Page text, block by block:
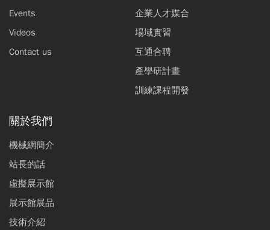
Events
Videos
Contact us
企業人才媒合
場域實習
互通合聘
產學研計畫
訓練課程開發
關於我們
機械網簡介
站長的話
虛擬展示館
展示館展品
技術介紹